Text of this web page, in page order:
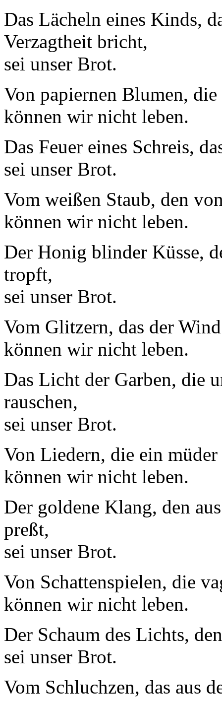
Das Lächeln eines Kinds,
Verzagtheit bricht,
sei unser Brot.
Von papiernen Blumen,
können wir nicht leben.
Das Feuer eines Schreis,
sei unser Brot.
Vom weißen Staub, den
können wir nicht leben.
Der Honig blinder Küsse,
tropft,
sei unser Brot.
Vom Glitzern, das der
können wir nicht leben.
Das Licht der Garben, die
rauschen,
sei unser Brot.
Von Liedern, die ein
können wir nicht leben.
Der goldene Klang, den
preßt,
sei unser Brot.
Von Schattenspielen, die
können wir nicht leben.
Der Schaum des Lichts,
sei unser Brot.
Vom Schluchzen, das aus